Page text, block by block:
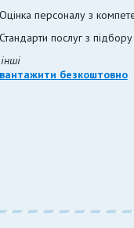
Оцінка персоналу з
Стандарти послуг з
безкоштовно